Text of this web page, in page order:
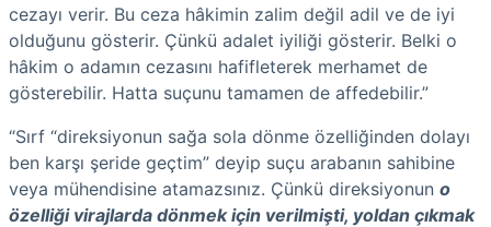
cezayı verir. Bu ceza hâkimin zalim değil adil ve de iyi
olduğunu gösterir. Çünkü adalet iyiliği gösterir. Belki o
hâkim o adamın cezasını hafifleterek merhamet de
gösterebilir. Hatta suçunu tamamen de affedebilir.”
“Sırf “direksiyonun sağa sola dönme özelliğinden dolayı
ben karşı şeride geçtim” deyip suçu arabanın sahibine
veya mühendisine atamazsınız. Çünkü direksiyonun o
özelliği virajlarda dönmek için verilmişti, yoldan çıkmak